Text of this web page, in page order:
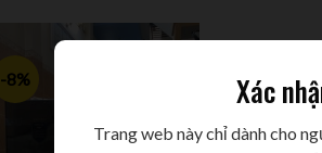
-8% Xác
Trang web này chỉ dành cho